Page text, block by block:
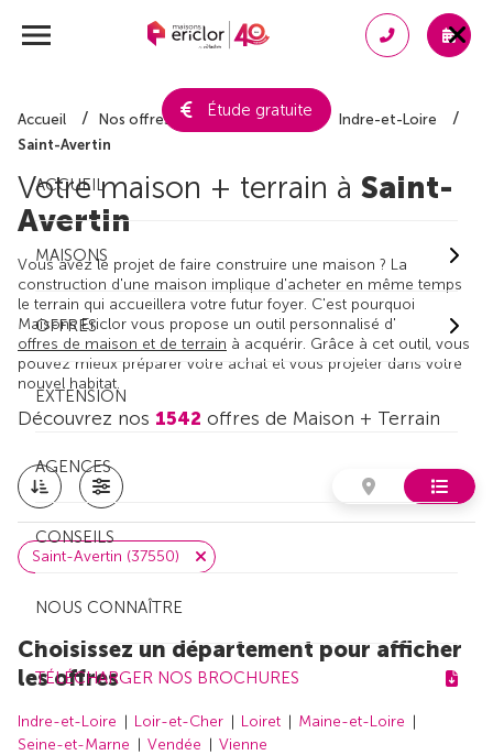
Étude gratuite
ACCUEIL
MAISONS
OFFRES
EXTENSION
AGENCES
CONSEILS
NOUS CONNAÎTRE
TÉLÉCHARGER NOS BROCHURES
Accueil Nos offres de maison + terrain
Indre-et-Loire
Saint-Avertin
Votre maison + terrain à Saint-
Avertin
Vous avez le projet de faire construire une maison ? La
construction d'une maison implique d'acheter en même temps
le terrain qui accueillera votre futur foyer. C'est pourquoi
Maisons Ericlor vous propose un outil personnalisé d'
offres de maison et de terrain à acquérir. Grâce à cet outil, vous
pouvez mieux préparer votre achat et vous projeter dans votre
nouvel habitat.
Découvrez nos 1542 offres de Maison + Terrain
Saint-Avertin (37550)
Choisissez un département pour afficher
les offres
Indre-et-Loire Loir-et-Cher Loiret
Maine-et-Loire
Seine-et-Marne
Vendée Vienne